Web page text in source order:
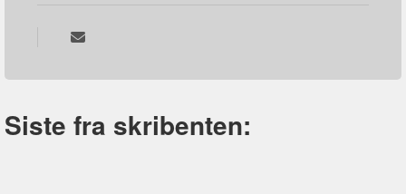
Siste fra skribenten: